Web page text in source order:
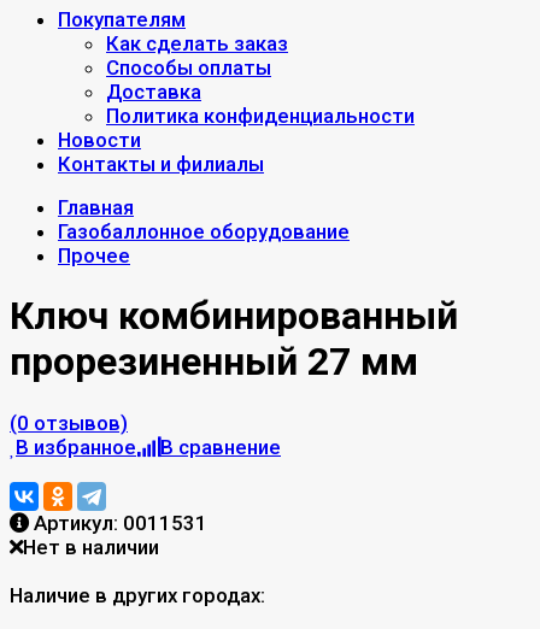
Покупателям
Как сделать заказ
Способы оплаты
Доставка
Политика конфиденциальности
Новости
Контакты и филиалы
Главная
Газобаллонное оборудование
Прочее
Ключ комбинированный
прорезиненный 27 мм
(0 отзывов)
В избранное
В сравнение
Артикул: 0011531
Нет в наличии
Наличие в других городах: